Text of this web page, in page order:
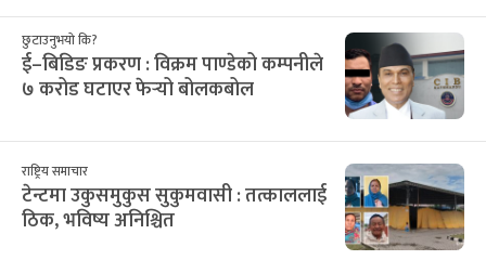
छुटाउनुभयो कि?
ई–बिडिङ प्रकरण : विक्रम पाण्डेको कम्पनीले
७ करोड घटाएर फेर्‍यो बोलकबोल
राष्ट्रिय समाचार
टेन्टमा उकुसमुकुस सुकुमवासी : तत्काललाई
ठिक, भविष्य अनिश्चित